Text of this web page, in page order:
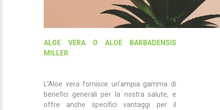
ALOE VERA O ALOE BARBADENSIS
MILLER
L'Aloe vera fornisce un'ampia gamma di
benefici generali per la nostra salute, e
offre anche specifici vantaggi per il